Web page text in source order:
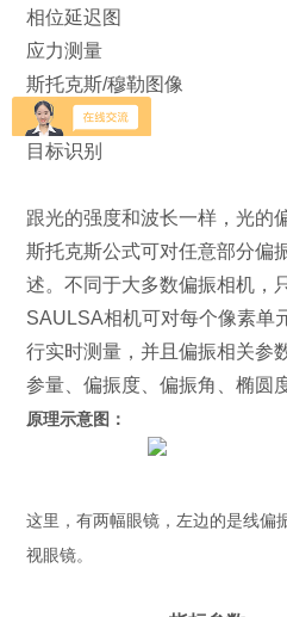
相位延迟图
应力测量
斯托克斯/穆勒图像
对比增强
目标识别
跟光的强度和波长一样，光的
斯托克斯公式可对任意部分偏
述。不同于大多数偏振相机，
SAULSA相机可对每个像素单
行实时测量，并且偏振相关参
参量、偏振度、偏振角、椭圆
原理示意图：
这里，有两幅眼镜，左边的是线偏
视眼镜。